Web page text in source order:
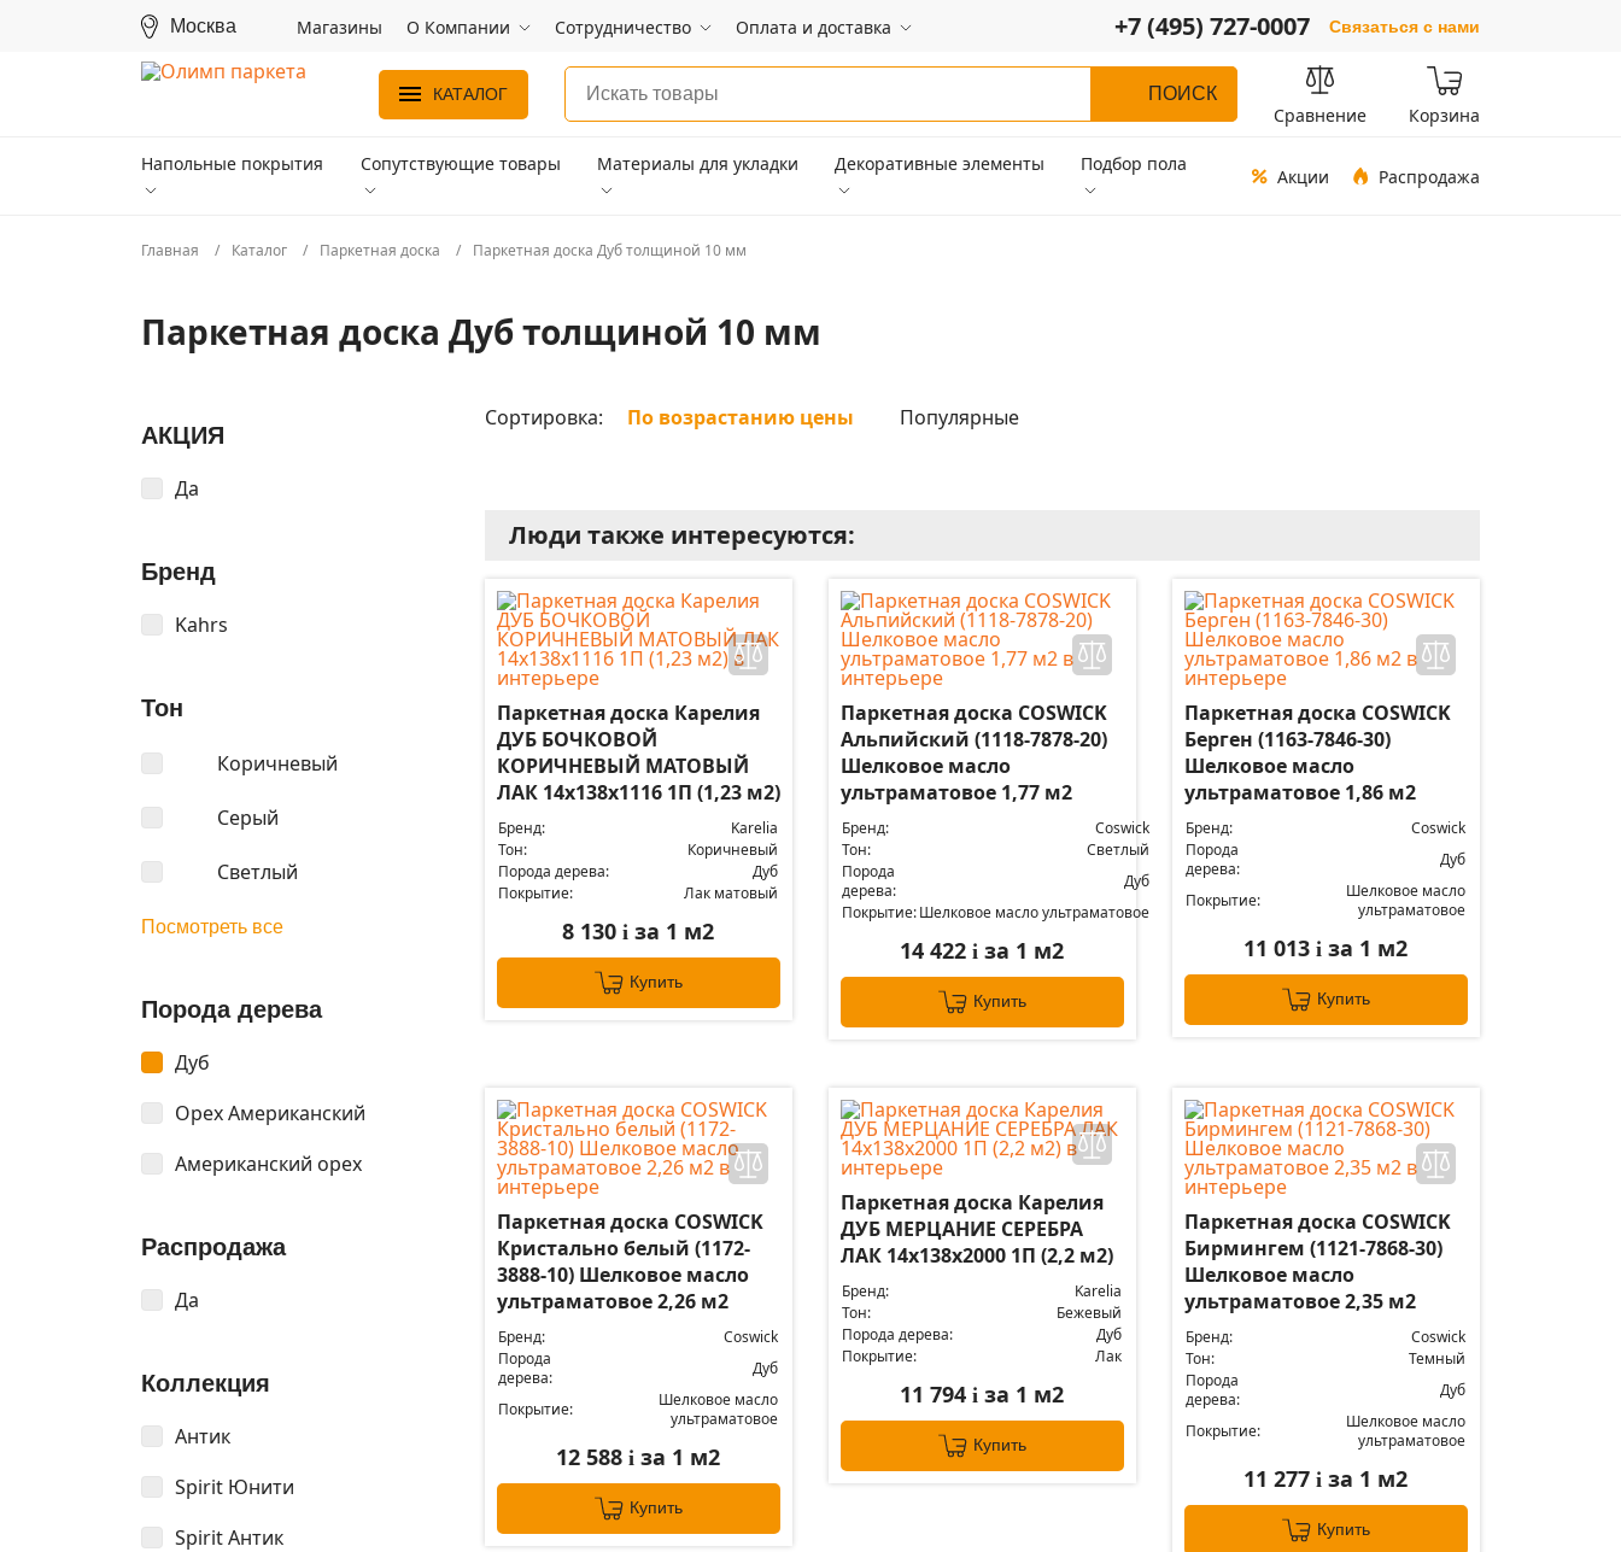
Москва Магазины О Компании Сотрудничество Оплата и доставка +7 (495) 727-0007 Связаться с нами
КАТАЛОГ ПОИСК
Сравнение Корзина
Напольные покрытия Сопутствующие товары Материалы для укладки Декоративные элементы Подбор пола
Акции Распродажа
Главная Каталог Паркетная доска Паркетная доска Дуб толщиной 10 мм
Паркетная доска Дуб толщиной 10 мм
АКЦИЯ
Да
Бренд
Kahrs
Тон
Коричневый
Серый
Светлый
Посмотреть все
Порода дерева
Дуб
Орех Американский
Американский орех
Распродажа
Да
Коллекция
Антик
Spirit Юнити
Spirit Антик
Сортировка: По возрастанию цены Популярные
Люди также интересуются:
Паркетная доска Карелия
ДУБ БОЧКОВОЙ
КОРИЧНЕВЫЙ МАТОВЫЙ
ЛАК 14x138x1116 1П (1,23 м2)
Бренд:
Karelia
Тон:
Коричневый
Порода дерева:
Дуб
Покрытие:
Лак матовый
8 130i за 1 м2
Купить
Паркетная доска COSWICK
Альпийский (1118-7878-20)
Шелковое масло
ультраматовое 1,77 м2
Бренд:
Coswick
Тон:
Светлый
Порода
дерева:
Дуб
Покрытие:Шелковое масло ультраматовое
14 422i за 1 м2
Купить
Паркетная доска COSWICK
Берген (1163-7846-30)
Шелковое масло
ультраматовое 1,86 м2
Бренд:
Coswick
Порода
дерева:
Дуб
Покрытие:
Шелковое масло
ультраматовое
11 013i за 1 м2
Купить
Паркетная доска COSWICK
Кристально белый (1172-
3888-10) Шелковое масло
ультраматовое 2,26 м2
Бренд:
Coswick
Порода
дерева:
Дуб
Покрытие:
Шелковое масло
ультраматовое
12 588i за 1 м2
Купить
Паркетная доска Карелия
ДУБ МЕРЦАНИЕ СЕРЕБРА
ЛАК 14x138x2000 1П (2,2 м2)
Бренд:
Karelia
Тон:
Бежевый
Порода дерева:
Дуб
Покрытие:
Лак
11 794i за 1 м2
Купить
Паркетная доска COSWICK
Бирмингем (1121-7868-30)
Шелковое масло
ультраматовое 2,35 м2
Бренд:
Coswick
Тон:
Темный
Порода
дерева:
Дуб
Покрытие:
Шелковое масло
ультраматовое
11 277i за 1 м2
Купить